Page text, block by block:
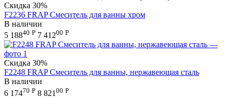
Скидка 30%
F2236 FRAP Смеситель для ванны хром
В наличии
5 18840 Р 7 41200 Р
Скидка 30%
F2248 FRAP Смеситель для ванны, нержавеющая сталь
В наличии
6 17470 Р 8 821 00 Р